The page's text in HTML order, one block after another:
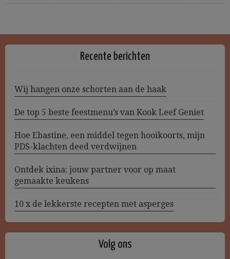
Recente berichten
Wij hangen onze schorten aan de haak
De top 5 beste feestmenu’s van Kook Leef Geniet
Hoe Ebastine, een middel tegen hooikoorts, mijn
PDS-klachten deed verdwijnen
Ontdek ixina: jouw partner voor op maat
gemaakte keukens
10 x de lekkerste recepten met asperges
Volg ons